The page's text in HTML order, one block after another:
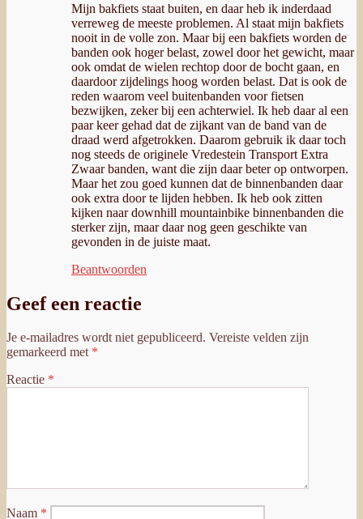
Mijn bakfiets staat buiten, en daar heb ik inderdaad
verreweg de meeste problemen. Al staat mijn bakfiets
nooit in de volle zon. Maar bij een bakfiets worden de
banden ook hoger belast, zowel door het gewicht, maar
ook omdat de wielen rechtop door de bocht gaan, en
daardoor zijdelings hoog worden belast. Dat is ook de
reden waarom veel buitenbanden voor fietsen
bezwijken, zeker bij een achterwiel. Ik heb daar al een
paar keer gehad dat de zijkant van de band van de
draad werd afgetrokken. Daarom gebruik ik daar toch
nog steeds de originele Vredestein Transport Extra
Zwaar banden, want die zijn daar beter op ontworpen.
Maar het zou goed kunnen dat de binnenbanden daar
ook extra door te lijden hebben. Ik heb ook zitten
kijken naar downhill mountainbike binnenbanden die
sterker zijn, maar daar nog geen geschikte van
gevonden in de juiste maat.
Beantwoorden
Geef een reactie
Je e-mailadres wordt niet gepubliceerd. Vereiste velden zijn
gemarkeerd met *
Reactie *
Naam *